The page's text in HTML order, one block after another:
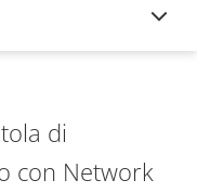
di
con Network